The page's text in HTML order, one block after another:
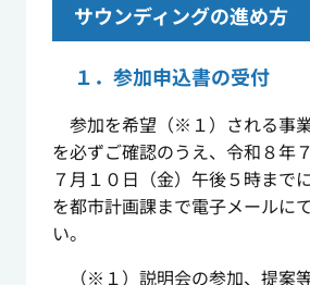
サウンディングの進め方
１．参加申込書の受付
参加を希望（※１）される事
を必ずご確認のうえ、令和８年
７月１０日（金）午後５時まで
を都市計画課まで電子メールに
い。
（※１）説明会の参加、提案